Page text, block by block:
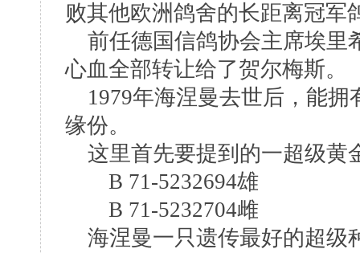
败其他欧洲鸽舍的长距离冠军
前任德国信鸽协会主席埃里
心血全部转让给了贺尔梅斯。
1979年海涅曼去世后，能拥
缘份。
这里首先要提到的一超级黄
B 71-5232694雄
B 71-5232704雌
海涅曼一只遗传最好的超级